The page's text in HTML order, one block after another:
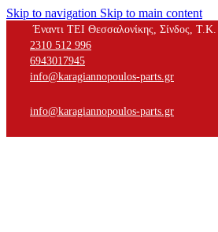
Skip to navigation Skip to main content
Έναντι ΤΕΙ Θεσσαλονίκης, Σίνδος,
2310 512 996
6943017945
info@karagiannopoulos-parts.gr
info@karagiannopoulos-parts.gr